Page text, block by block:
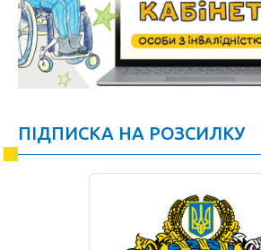
ПІДПИСКА НА РОЗСИЛКУ